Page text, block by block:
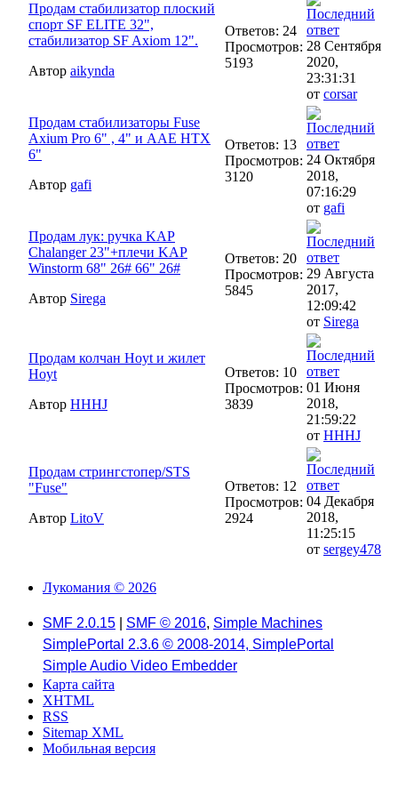
Продам стабилизатор плоский
спорт SF ELITE 32",
стабилизатор SF Axiom 12".
Автор aikynda
Ответов: 24
Просмотров:
5193
28 Сентября
2020,
23:31:31
от corsar
Продам стабилизаторы Fuse
Axium Pro 6" , 4" и AAE HTX
6"
Автор gafi
Ответов: 13
Просмотров:
3120
24 Октября
2018,
07:16:29
от gafi
Продам лук: ручка KAP
Chalanger 23"+плечи KAP
Winstorm 68" 26# 66" 26#
Автор Sirega
Ответов: 20
Просмотров:
5845
29 Августа
2017,
12:09:42
от Sirega
Продам колчан Hoyt и жилет
Hoyt
Автор HHHJ
Ответов: 10
Просмотров:
3839
01 Июня
2018,
21:59:22
от HHHJ
Продам стрингстопер/STS
"Fuse"
Автор LitoV
Ответов: 12
Просмотров:
2924
04 Декабря
2018,
11:25:15
от sergey478
Лукомания © 2026
SMF 2.0.15 SMF © 2016, Simple Machines
SimplePortal 2.3.6 © 2008-2014, SimplePortal
Simple Audio Video Embedder
Карта сайта
XHTML
RSS
Sitemap XML
Мобильная версия